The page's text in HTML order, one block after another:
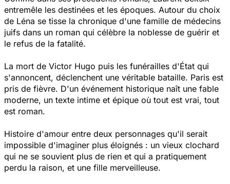
entremêle les destinées et les époques. Autour du choix
de Léna se tisse la chronique d'une famille de médecins
juifs dans un roman qui célèbre la noblesse de guérir et
le refus de la fatalité.
La mort de Victor Hugo puis les funérailles d'État qui
s'annoncent, déclenchent une véritable bataille. Paris est
pris de fièvre. D'un événement historique naît une fable
moderne, un texte intime et épique où tout est vrai, tout
est roman.
Histoire d'amour entre deux personnages qu'il serait
impossible d'imaginer plus éloignés : un vieux clochard
qui ne se souvient plus de rien et qui a pratiquement
perdu la raison, et une fille merveilleuse.